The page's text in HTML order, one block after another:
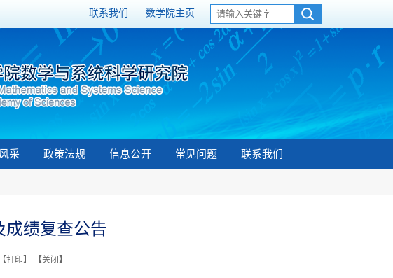
联系我们 数学院主页
采 政策法规 信息公开 常见问题 联系我们
成绩复查公告
打印】 【关闭 】